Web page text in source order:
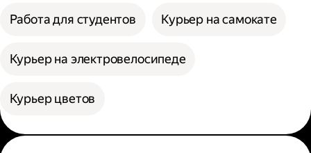
Работа для студентов Курьер на самокате
Курьер на электровелосипеде
Курьер цветов